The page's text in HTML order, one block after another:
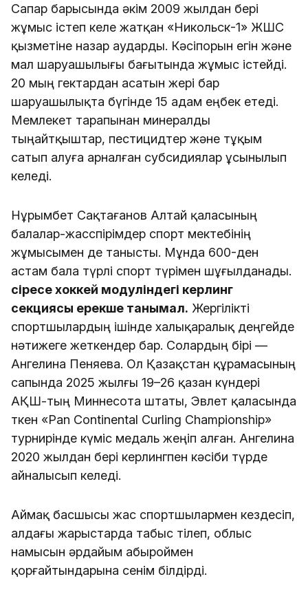
Сапар барысында әкім 2009 жылдан бері
жұмыс істеп келе жатқан «Никольск-1» ЖШС
қызметіне назар аударды. Кәсіпорын егін және
мал шаруашылығы бағытында жұмыс істейді.
20 мың гектардан асатын жері бар
шаруашылықта бүгінде 15 адам еңбек етеді.
Мемлекет тарапынан минералды
тыңайтқыштар, пестицидтер және тұқым
сатып алуға арналған субсидиялар ұсынылып
келеді.
Нұрымбет Сақтағанов Алтай қаласының
балалар-жасөспірімдер спорт мектебінің
жұмысымен де танысты. Мұнда 600-ден
Әсіресе хоккей модуліндегі керлинг
секциясы ерекше танымал. Жергілікті
спортшылардың ішінде халықаралық деңгейде
нәтижеге жеткендер бар. Солардың бірі —
Ангелина Пеняева. Ол Қазақстан құрамасының
сапында 2025 жылғы 19–26 қазан күндері
АҚШ-тың Миннесота штаты, Эвлет қаласында
өткен «Pan Continental Curling Championship»
турнирінде күміс медаль жеңіп алған. Ангелина
2020 жылдан бері керлингпен кәсіби түрде
айналысып келеді.
Аймақ басшысы жас спортшылармен кездесіп,
алдағы жарыстарда табыс тілеп, облыс
намысын әрдайым абыроймен
қорғайтындарына сенім білдірді.